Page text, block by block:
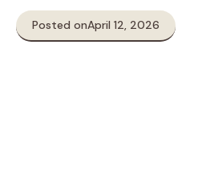
Posted onApril 12, 2026